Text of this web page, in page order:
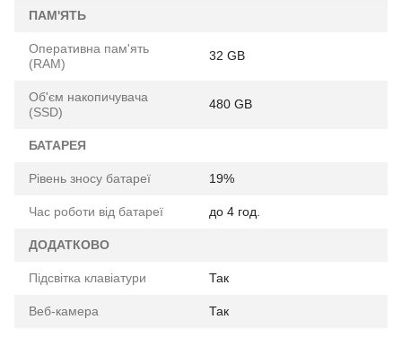
ПАМ'ЯТЬ
Оперативна пам'ять
(RAM)
32 GB
Об'єм накопичувача
(SSD)
480 GB
БАТАРЕЯ
Рівень зносу батареї 19%
Час роботи від батареї до 4 год.
ДОДАТКОВО
Підсвітка клавіатури Так
Веб-камера Так